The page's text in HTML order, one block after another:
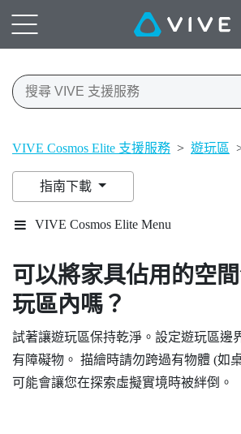
VIVE Cosmos Elite 支援服務 > 遊玩區
指南下載
VIVE Cosmos Elite Menu
可以將家具佔用的空
玩區內嗎？
試著讓遊玩區保持乾淨。設定遊玩區邊
有障礙物。 描繪時請勿跨過有物體 (如
可能會讓您在探索虛擬實境時被絆倒。